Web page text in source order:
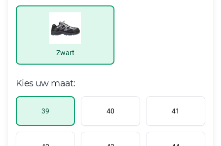
Zwart
Kies uw maat:
39 40 41